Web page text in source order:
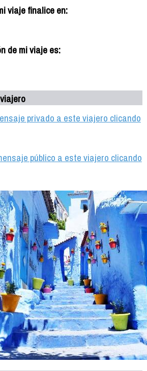
viaje finalice en:
de mi viaje es:
privado a este viajero clicando
público a este viajero clicando